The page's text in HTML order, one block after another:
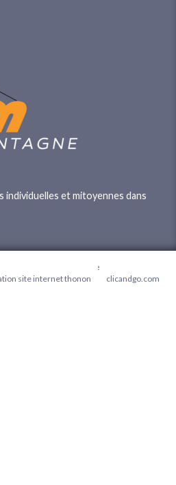
et mitoyennes dans
Bains
Référencement Google Thonon
site internet thonon clicandgo.com